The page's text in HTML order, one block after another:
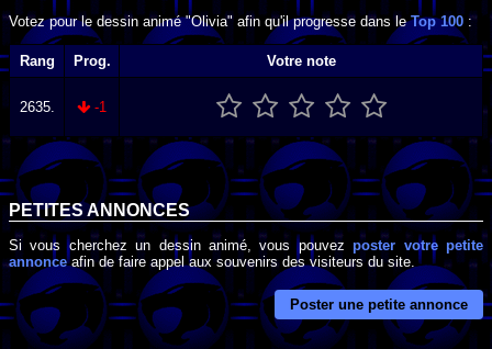
Votez pour le dessin animé "Olivia" afin qu'il progresse dans leTop 100 :
Rang Prog. Votre note
2635. -1
PETITES ANNONCES
Si vous cherchez un dessin animé, vous pouvezposter votre petite
annonceafin de faire appel aux souvenirs des visiteurs du site.
Poster une petite annonce